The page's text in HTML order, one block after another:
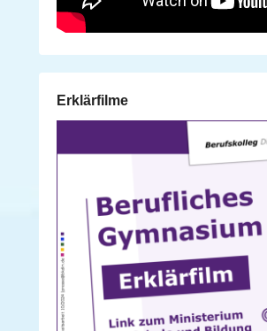
Erklärfilme